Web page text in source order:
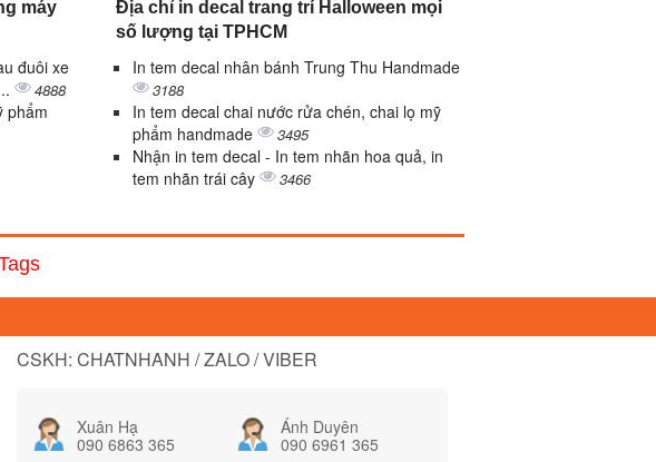
máy
đuôi xe
4888
phẩm
Địa chỉ in decal trang trí Halloween mọi
số lượng tại TPHCM
In tem decal nhân bánh Trung Thu Handmade
3188
In tem decal chai nước rửa chén, chai lọ mỹ
phẩm handmade
3495
Nhận in tem decal - In tem nhãn hoa quả, in
tem nhãn trái cây
3466
CSKH: CHATNHANH / ZALO / VIBER
Xuân Hạ
090 6863 365
Ánh Duyên
090 6961 365